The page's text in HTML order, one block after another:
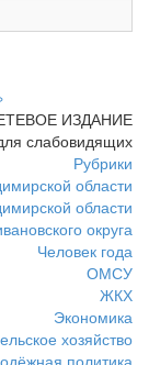
ИЗДАНИЕ
слабовидящих
Рубрики
области
области
округа
Человек года
ОМСУ
ЖКХ
Экономика
хозяйство